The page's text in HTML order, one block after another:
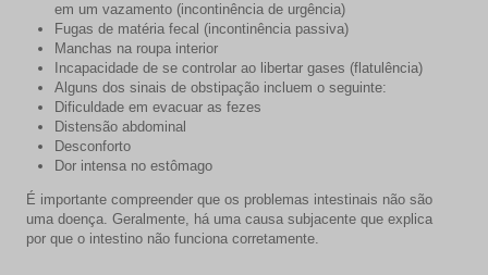
em um vazamento (incontinência de urgência)
Fugas de matéria fecal (incontinência passiva)
Manchas na roupa interior
Incapacidade de se controlar ao libertar gases (flatulência)
Alguns dos sinais de obstipação incluem o seguinte:
Dificuldade em evacuar as fezes
Distensão abdominal
Desconforto
Dor intensa no estômago
É importante compreender que os problemas intestinais não são
uma doença. Geralmente, há uma causa subjacente que explica
por que o intestino não funciona corretamente.